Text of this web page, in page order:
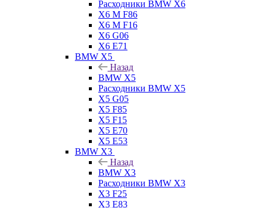
Расходники BMW X6
X6 M F86
X6 M F16
X6 G06
X6 E71
BMW X5
Назад
BMW X5
Расходники BMW X5
X5 G05
X5 F85
X5 F15
X5 E70
X5 E53
BMW X3
Назад
BMW X3
Расходники BMW X3
X3 F25
X3 E83